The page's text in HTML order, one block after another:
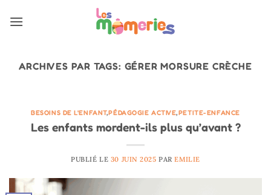
ARCHIVES PAR TAGS: GÉRER MORSURE CRÈCHE
BESOINS DE L'ENFANT,PÉDAGOGIE ACTIVE,PETITE-ENFANCE
Les enfants mordent-ils plus qu’avant ?
PUBLIÉ LE 30 JUIN 2025 PAREMILIE